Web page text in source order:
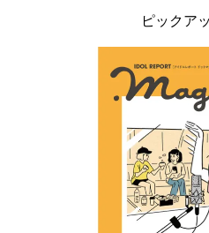
ピックア